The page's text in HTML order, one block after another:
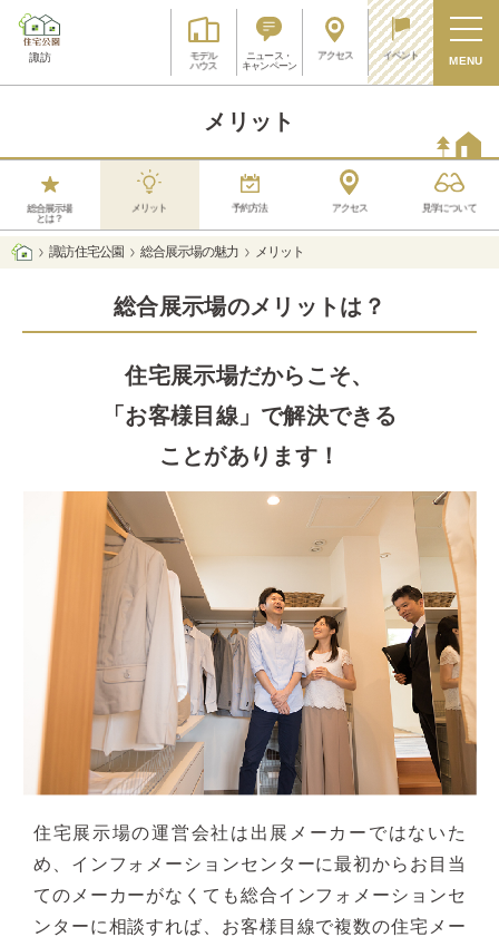
諏訪
モデル
ハウス
ニュース・
キャンペーン
アクセス イベント MENU
メリット
総合展示場
とは？
メリット 予約方法 アクセス 見学について
諏訪 住宅公園 総合展示場の魅力 メリット
総合展示場のメリットは？
住宅展示場だからこそ、
「お客様目線」で解決できる
ことがあります！
住宅展示場の運営会社は出展メーカーではないた
め、インフォメーションセンターに最初からお目当
てのメーカーがなくても総合インフォメーションセ
ンターに相談すれば、お客様目線で複数の住宅メー